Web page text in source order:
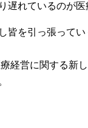
れているのが医
を引っ張って
経営に関する新